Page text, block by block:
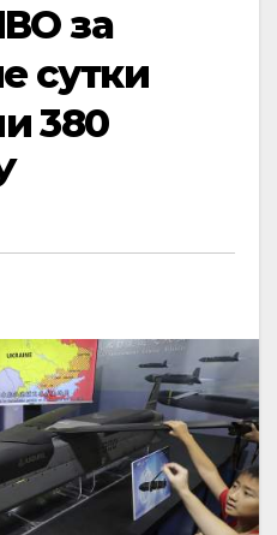
за
сутки
380